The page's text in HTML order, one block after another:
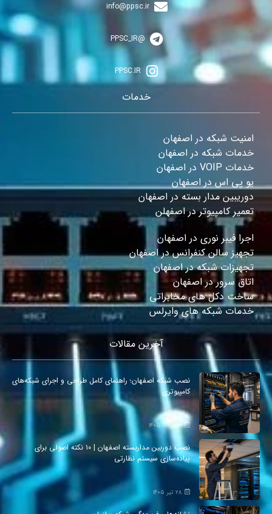
info@ppsc.ir
@PPSC_IR
PPSC.IR
خدمات
امنیت شبکه در اصفهان
خدمات شبکه در اصفهان
خدمات VOIP در اصفهان
یو پی اس در اصفهان
دوریبین مدار بسته در اصفهان
تعمیر کامپیوتر در اصفهلن
اجرا فیبر نوری در اصفهان
تجهیز سالن کنفرانس در اصفهان
تجهیزات شبکه در اصفهان
اتاق سرور در اصفهان
ساخت دکل های مخابراتی
خدمات شبکه های وایرلس
آخرین مقالات
نصب شبکه اصفهان؛ راهنمای کامل طراحی و اجرای شبکه‌های
کامپیوتری
۱۴ مرداد ۱۴۰۵
نصب دوربین مداربسته اصفهان | ۱۰ نکته اصولی برای
پیاده‌سازی سیستم نظارتی
۲۸ تیر ۱۴۰۵